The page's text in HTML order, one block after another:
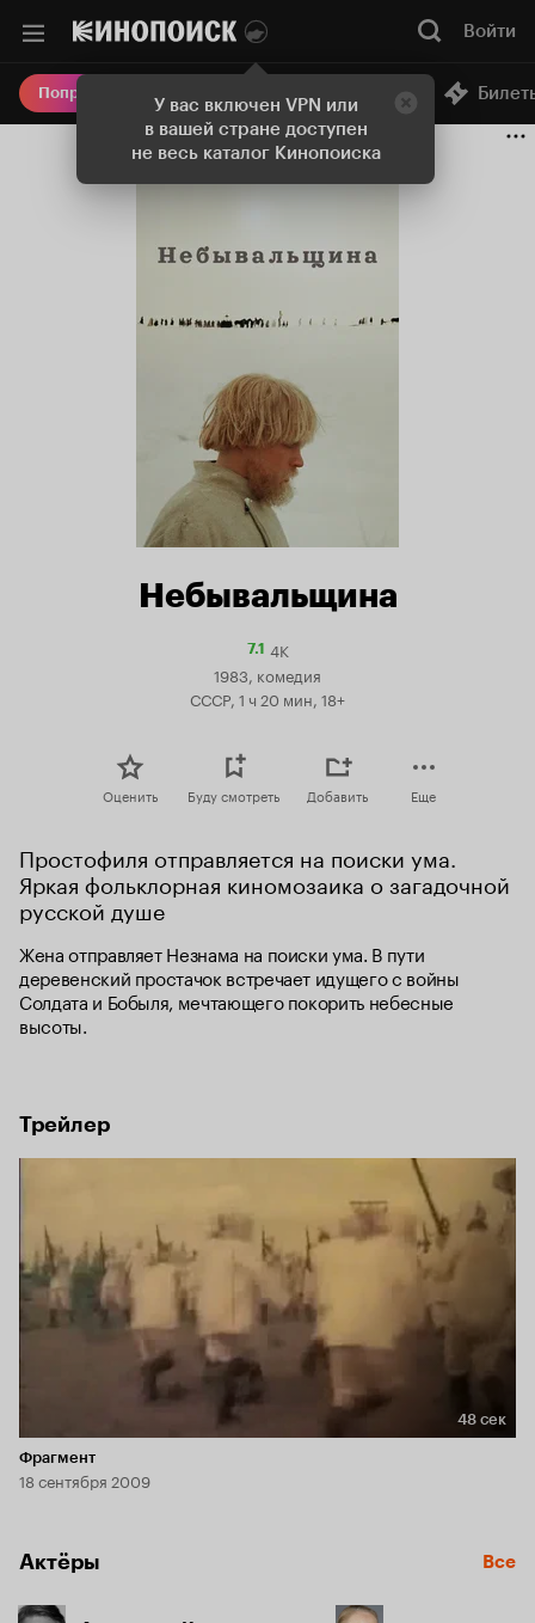
У вас включен VPN или
в вашей стране доступен
не весь каталог Кинопоиска
Войти
Попробовать Плюс Онлайн-кинотеатр
Небывальщина
7.1Рейтинг
4K
1983, комедия
СССР, 1 ч 20 мин, 18+
Оценить Буду смотреть Добавить Еще
Простофиля отправляется на поиски ума.
Яркая фольклорная киномозаика о загадочной
русской душе
Жена отправляет Незнама на поиски ума. В пути
деревенский простачок встречает идущего с войны
Солдата и Бобыля, мечтающего покорить небесные
высоты.
Трейлер
Длительность 48 сек
48 сек
Фрагмент
18 сентября 2009
Актёры Все